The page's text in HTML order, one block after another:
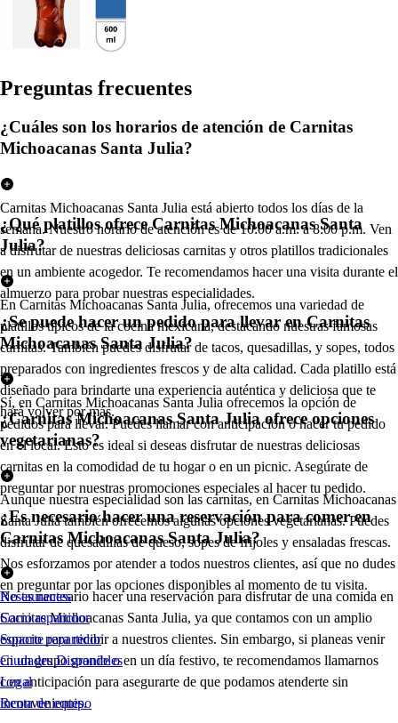
Preguntas frecuentes
¿Cuáles son los horarios de atención de Carnitas
Michoacanas Santa Julia?
Carnitas Michoacanas Santa Julia está abierto todos los días de la
semana. Nuestro horario de atención es de 10:00 a.m. a 8:00 p.m. Ven
a disfrutar de nuestras deliciosas carnitas y otros platillos tradicionales
en un ambiente acogedor. Te recomendamos hacer una visita durante el
almuerzo para probar nuestras especialidades.
¿Qué platillos ofrece Carnitas Michoacanas Santa
Julia?
En Carnitas Michoacanas Santa Julia, ofrecemos una variedad de
platillos típicos de la cocina mexicana, destacando nuestras famosas
carnitas. También puedes disfrutar de tacos, quesadillas, y sopes, todos
preparados con ingredientes frescos y de alta calidad. Cada platillo está
diseñado para brindarte una experiencia auténtica y deliciosa que te
hará volver por más.
¿Se puede hacer un pedido para llevar en Carnitas
Michoacanas Santa Julia?
Sí, en Carnitas Michoacanas Santa Julia ofrecemos la opción de
pedidos para llevar. Puedes llamar con anticipación o hacer tu pedido
en el local. Esto es ideal si deseas disfrutar de nuestras deliciosas
carnitas en la comodidad de tu hogar o en un picnic. Asegúrate de
preguntar por nuestras promociones especiales al hacer tu pedido.
¿Carnitas Michoacanas Santa Julia ofrece opciones
vegetarianas?
Aunque nuestra especialidad son las carnitas, en Carnitas Michoacanas
Santa Julia también ofrecemos algunas opciones vegetarianas. Puedes
disfrutar de quesadillas de queso, sopes de frijoles y ensaladas frescas.
Nos esforzamos por atender a todos nuestros clientes, así que no dudes
en preguntar por las opciones disponibles al momento de tu visita.
¿Es necesario hacer una reservación para comer en
Carnitas Michoacanas Santa Julia?
No es necesario hacer una reservación para disfrutar de una comida en
Carnitas Michoacanas Santa Julia, ya que contamos con un amplio
espacio para recibir a nuestros clientes. Sin embargo, si planeas venir
en un grupo grande o en un día festivo, te recomendamos llamarnos
con anticipación para asegurarte de que podamos atenderte sin
inconvenientes.
Restaurantes
Socio repartidor
Soporte repartidor
Ciudades Disponibles
Legal
Renta de equipo